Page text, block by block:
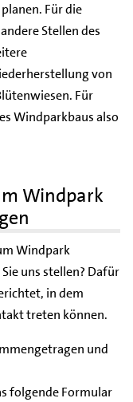
Für die
Stellen des
von
Für
Windparkbaus also
Windpark
Windpark
uns stellen? Dafür
in dem
treten können.
und
folgende Formular